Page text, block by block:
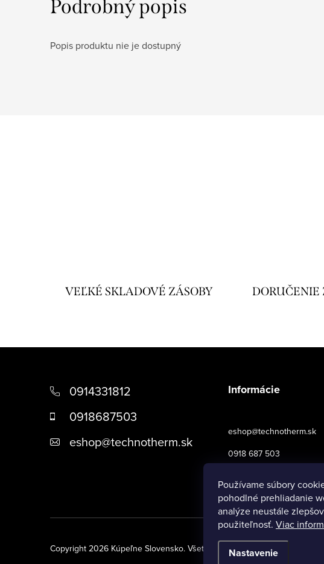
Používame súbory
pohodlné prehliadanie
analýze neustále
použiteľnosť. Viac
Nastavenie
Podrobný popis
Popis produktu nie je dostupný
VEĽKÉ SKLADOVÉ ZÁSOBY
0914331812
0918687503
eshop@technotherm.sk
Informácie
eshop@technotherm.sk
0918 687 503
Copyright 2026 Kúpeľne Slovensko. Všetky práva vyhradené.